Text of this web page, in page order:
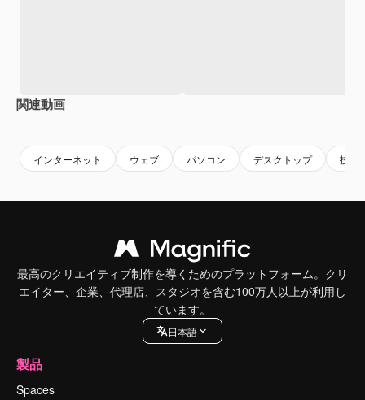
関連動画
インターネット ウェブ パソコン デスクトップ 技術
最高のクリエイティブ制作を導くためのプラットフォーム。クリ
エイター、企業、代理店、スタジオを含む100万人以上が利用し
ています。
日本語
製品
Spaces